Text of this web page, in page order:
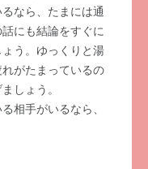
なら、たまには通
にも結論をすぐに
う。ゆっくりと湯
がたまっているの
しょう。
相手がいるなら、